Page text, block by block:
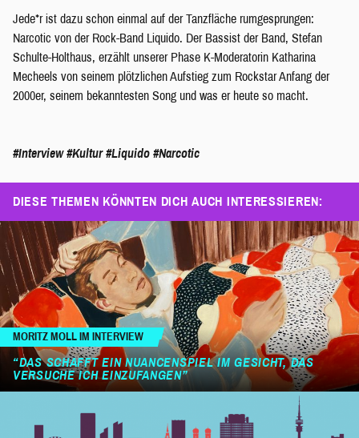
Jede*r ist dazu schon einmal auf der Tanzfläche rumgesprungen:
Narcotic von der Rock-Band Liquido. Der Bassist der Band, Stefan
Schulte-Holthaus, erzählt unserer Phase K-Moderatorin Katharina
Mecheels von seinem plötzlichen Aufstieg zum Rockstar Anfang der
2000er, seinem bekanntesten Song und was er heute so macht.
#Interview #Kultur #Liquido #Narcotic
DIESE THEMEN KÖNNTEN DICH AUCH INTERESSIEREN:
MORITZ MOLL IM INTERVIEW
“DAS SCHAFFT EIN NUANCENSPIEL IM GESICHT, DAS
VERSUCHE ICH EINZUFANGEN”